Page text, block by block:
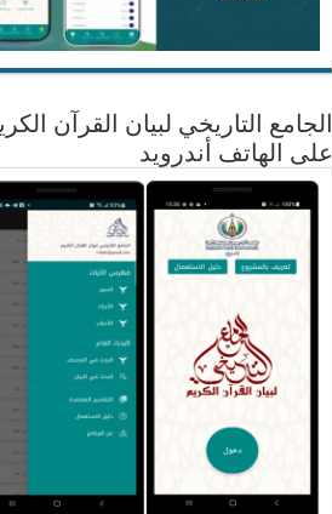
الجامع التاريخي لبيان القرآن
على الهاتف أندرويد